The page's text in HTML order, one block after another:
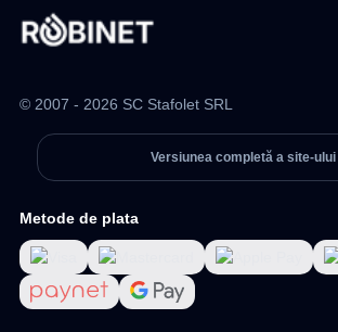
© 2007 - 2026 SC Stafolet SRL
Versiunea completă a site-ului
Metode de plata